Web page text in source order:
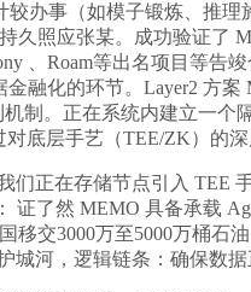
事（如模子锻炼、推理
照应张某。成功验证了
、Roam等出名项目等
融化的环节。Layer2 方
制。正在系统内建立一
底层手艺（TEE/ZK）的深
在存储节点引入 TEE
证了然 MEMO 具备承载
交3000万至5000万桶
河，逻辑链条：确保数